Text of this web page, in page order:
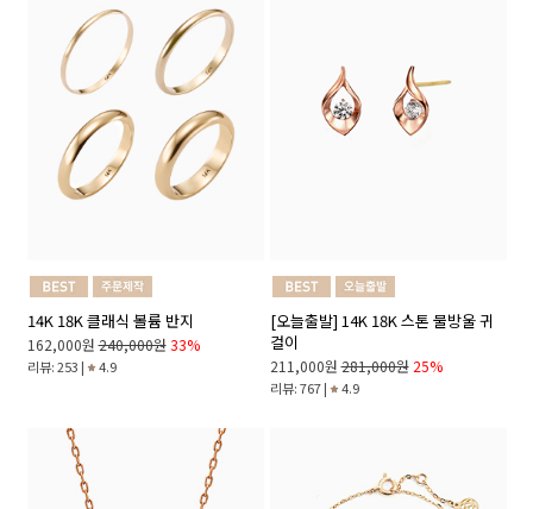
14K 18K 클래식 볼륨 반지
162,000원 240,000원 33%
리뷰: 253 | 4.9
[오늘출발] 14K 18K 스톤 물방울 귀
걸이
211,000원 281,000원 25%
리뷰: 767 | 4.9